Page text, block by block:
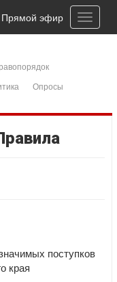
Toggle
Прямой эфир
Опросы
поступков
края